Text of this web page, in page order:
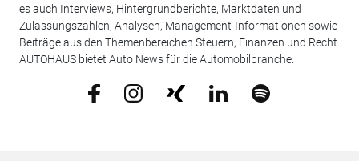
es auch Interviews, Hintergrundberichte, Marktdaten und
Zulassungszahlen, Analysen, Management-Informationen sowie
Beiträge aus den Themenbereichen Steuern, Finanzen und Recht.
AUTOHAUS bietet Auto News für die Automobilbranche.